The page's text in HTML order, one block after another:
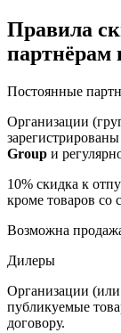
Правила
партнёрам
Постоянные
Организации
Group и
10% скидка к
кроме товаров со
Возможна
Дилеры
Организации
публикуемые
договору.